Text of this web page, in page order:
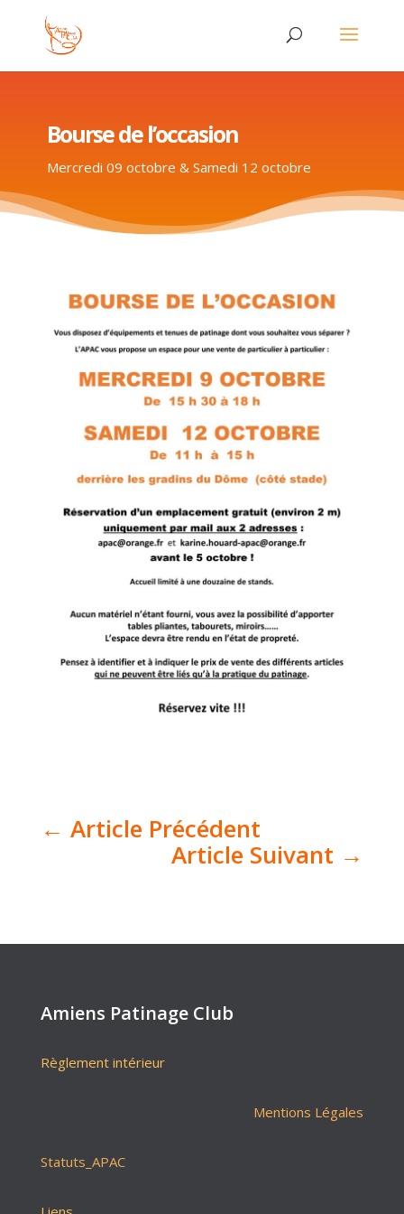
Bourse de l’occasion
Mercredi 09 octobre & Samedi 12 octobre
← Article Précédent
Article Suivant →
Amiens Patinage Club
Règlement intérieur
Mentions Légales
Statuts_APAC